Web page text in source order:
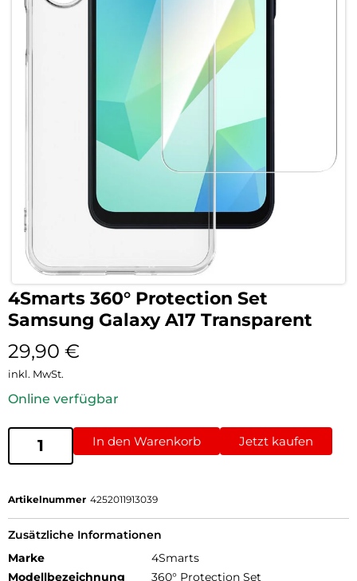
4Smarts 360° Protection Set
Samsung Galaxy A17 Transparent
29,90 €
inkl. MwSt.
Online verfügbar
In den Warenkorb Jetzt kaufen
Artikelnummer 4252011913039
Zusätzliche Informationen
Marke
4Smarts
Modellbezeichnung
360° Protection Set